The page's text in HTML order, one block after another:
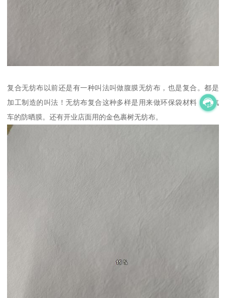
复合无纺布以前还是有一种叫法叫做腹膜无纺布，也是复合。都是
加工制造的叫法！无纺布复合这种多样是用来做环保袋材料，或汽
车的防晒膜。还有开业店面用的金色裹树无纺布。